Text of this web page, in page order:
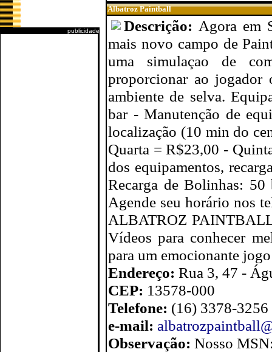
publicidade
Albatroz Paintball
Descrição: Agora em
mais novo campo de
uma simulaçao de
proporcionar ao jogador
ambiente de selva.
bar - Manutenção de
localização (10 min do
Quarta = R$23,00 -
dos equipamentos,
Recarga de Bolinhas:
Agende seu horário nos
ALBATROZ
Vídeos para conhecer
para um emocionante
Endereço: Rua 3, 47 -
CEP: 13578-000
Telefone: (16) 3378-
e-mail:
Observação: Nosso